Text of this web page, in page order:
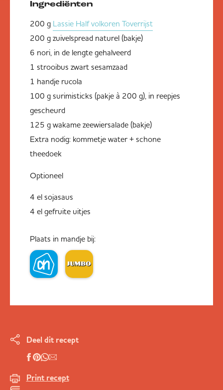
Ingrediënten
200 g Lassie Half volkoren Toverrijst
200 g zuivelspread naturel (bakje)
6 nori, in de lengte gehalveerd
1 strooibus zwart sesamzaad
1 handje rucola
100 g surimisticks (pakje à 200 g), in reepjes
gescheurd
125 g wakame zeewiersalade (bakje)
Extra nodig: kommetje water + schone
theedoek
Optioneel
4 el sojasaus
4 el gefruite uitjes
Plaats in mandje bij:
Deel dit recept
Print recept